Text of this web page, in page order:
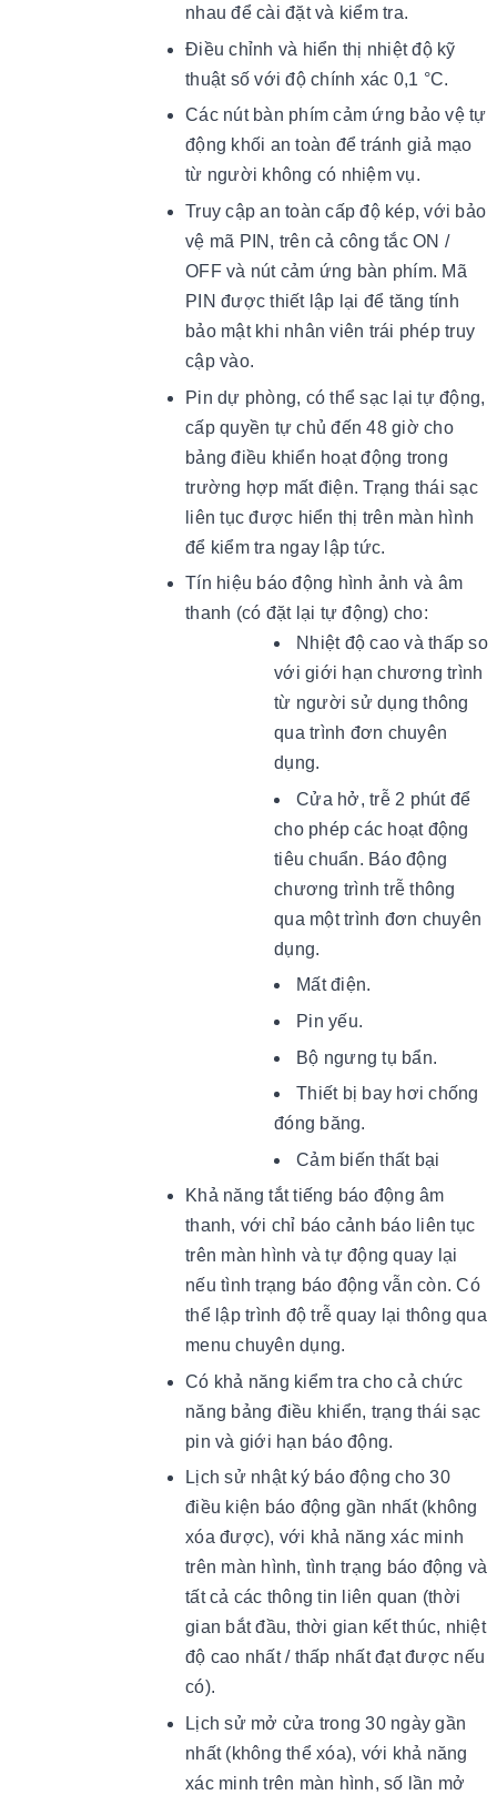
nhau để cài đặt và kiểm tra.
Điều chỉnh và hiển thị nhiệt độ kỹ
thuật số với độ chính xác 0,1 °C.
Các nút bàn phím cảm ứng bảo vệ tự
động khối an toàn để tránh giả mạo
từ người không có nhiệm vụ.
Truy cập an toàn cấp độ kép, với bảo
vệ mã PIN, trên cả công tắc ON /
OFF và nút cảm ứng bàn phím. Mã
PIN được thiết lập lại để tăng tính
bảo mật khi nhân viên trái phép truy
cập vào.
Pin dự phòng, có thể sạc lại tự động,
cấp quyền tự chủ đến 48 giờ cho
bảng điều khiển hoạt động trong
trường hợp mất điện. Trạng thái sạc
liên tục được hiển thị trên màn hình
để kiểm tra ngay lập tức.
Tín hiệu báo động hình ảnh và âm
thanh (có đặt lại tự động) cho:
Nhiệt độ cao và thấp so
với giới hạn chương trình
từ người sử dụng thông
qua trình đơn chuyên
dụng.
Cửa hở, trễ 2 phút để
cho phép các hoạt động
tiêu chuẩn. Báo động
chương trình trễ thông
qua một trình đơn chuyên
dụng.
Mất điện.
Pin yếu.
Bộ ngưng tụ bẩn.
Thiết bị bay hơi chống
đóng băng.
Cảm biến thất bại
Khả năng tắt tiếng báo động âm
thanh, với chỉ báo cảnh báo liên tục
trên màn hình và tự động quay lại
nếu tình trạng báo động vẫn còn. Có
thể lập trình độ trễ quay lại thông qua
menu chuyên dụng.
Có khả năng kiểm tra cho cả chức
năng bảng điều khiển, trạng thái sạc
pin và giới hạn báo động.
Lịch sử nhật ký báo động cho 30
điều kiện báo động gần nhất (không
xóa được), với khả năng xác minh
trên màn hình, tình trạng báo động và
tất cả các thông tin liên quan (thời
gian bắt đầu, thời gian kết thúc, nhiệt
độ cao nhất / thấp nhất đạt được nếu
có).
Lịch sử mở cửa trong 30 ngày gần
nhất (không thể xóa), với khả năng
xác minh trên màn hình, số lần mở